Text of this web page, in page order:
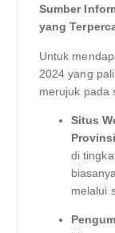
Sumber
yang
Untuk
2024 yang
merujuk pada
Situs
di
melalui